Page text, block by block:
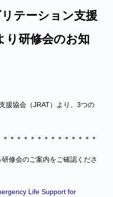
テーション支援
り研修会のお知
援協会（JRAT）より、3つの
＊＊＊＊＊＊＊＊＊＊＊＊＊＊
修会のご案内をご確認くださ
Life Support for